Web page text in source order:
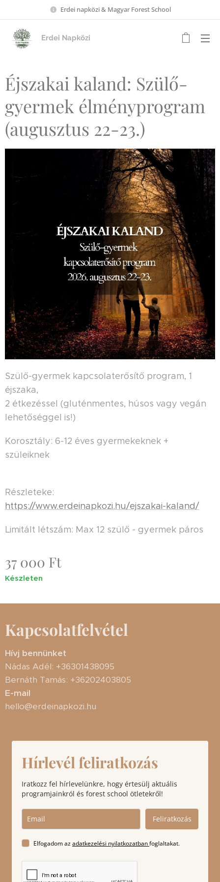
Erdei napközi & Magyar Forest School
Erdei Napközi
Éjszakai kaland: Szülő-
gyermek élményprogram
(augusztus 22-23.)
Szülő-gyermek kapcsolaterősítő program, 1
éjszaka,
2 étkezéssel (gluténmentes, húsos vagy vegán
lehetőséggel is!)
Korosztály: 6-12 éves gyermekeknek +
szüleiknek
Részleteke:
https://www.erdeinapkozi.hu/ejszakai-kaland/
Limitált létszám: Max 12 szülő - gyermek páros
37 000 Ft
Készleten
Kapcsolatfelvétel
Hívj bennünket
Nádas Adél: +36301438095
Bernáth Tamás: +36202403805
E-mail
hello@erdeinapkozi.hu
Hírlevél feliratkozás
Iratkozz fel hírlevelünkre, hogy értesülj aktuális
programjainkról és forest school ötletekről!
Feliratkozás
Elfogadom azadatkezelési nyilatkozatbanfoglaltakat.